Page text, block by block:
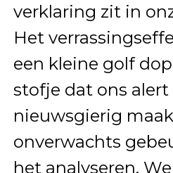
verklaring zit in
Het
een kleine golf
stofje dat ons alert
nieuwsgierig
onverwachts
het analyseren.